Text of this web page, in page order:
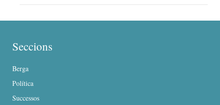
Seccions
Berga
Política
Successos